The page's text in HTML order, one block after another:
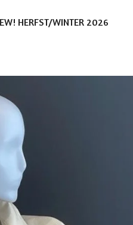
HERFST/WINTER 2026